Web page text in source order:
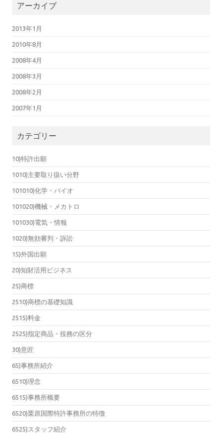
アーカイブ
2013年1月
2010年8月
2008年4月
2008年3月
2008年2月
2007年1月
カテゴリー
10)特許出願
1010)主要取り扱い分野
101010)化学・バイオ
101020)機械・メカトロ
101030)電気・情報
1020)無効審判・訴訟
15)外国出願
20)知財活用ビジネス
25)商標
2510)商標の基礎知識
2515)料金
2525)指定商品・役務の区分
30)意匠
65)事務所紹介
6510)理念
6515)事務所概要
6520)栗原国際特許事務所の特徴
6525)スタッフ紹介